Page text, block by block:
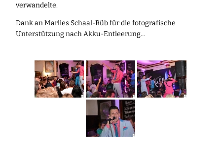
verwandelte.
Dank an Marlies Schaal-Rüb für die fotografische
Unterstützung nach Akku-Entleerung…